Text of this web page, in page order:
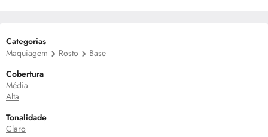
Categorias
Maquiagem
Rosto
Base
Cobertura
Média
Alta
Tonalidade
Claro